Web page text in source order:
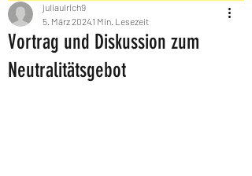
Vortrag und Diskussion zum
Neutralitätsgebot
juliaulrich9
5. März 20241 Min. Lesezeit